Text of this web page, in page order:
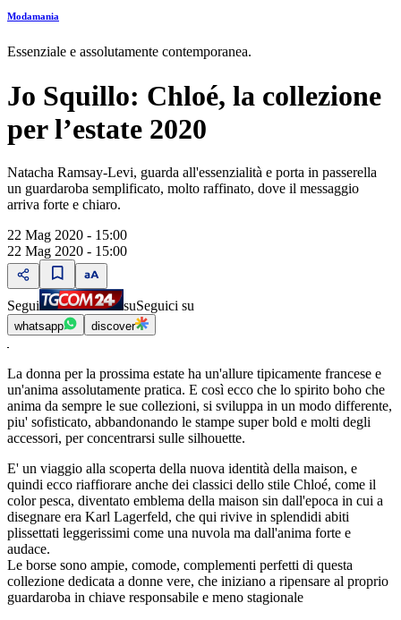
Modamania
Essenziale e assolutamente contemporanea.
Jo Squillo: Chloé, la collezione
per lʼestate 2020
Natacha Ramsay-Levi, guarda all'essenzialità e porta in passerella
un guardaroba semplificato, molto raffinato, dove il messaggio
arriva forte e chiaro.
22 Mag 2020 - 15:00
22 Mag 2020 - 15:00
Segui suSeguici su
whatsapp discover
La donna per la prossima estate ha un'allure tipicamente francese e
un'anima assolutamente pratica. E così ecco che lo spirito boho che
anima da sempre le sue collezioni, si sviluppa in un modo differente,
piu' sofisticato, abbandonando le stampe super bold e molti degli
accessori, per concentrarsi sulle silhouette.
E' un viaggio alla scoperta della nuova identità della maison, e
quindi ecco riaffiorare anche dei classici dello stile Chloé, come il
color pesca, diventato emblema della maison sin dall'epoca in cui a
disegnare era Karl Lagerfeld, che qui rivive in splendidi abiti
plissettati leggerissimi come una nuvola ma dall'anima forte e
audace.
Le borse sono ampie, comode, complementi perfetti di questa
collezione dedicata a donne vere, che iniziano a ripensare al proprio
guardaroba in chiave responsabile e meno stagionale